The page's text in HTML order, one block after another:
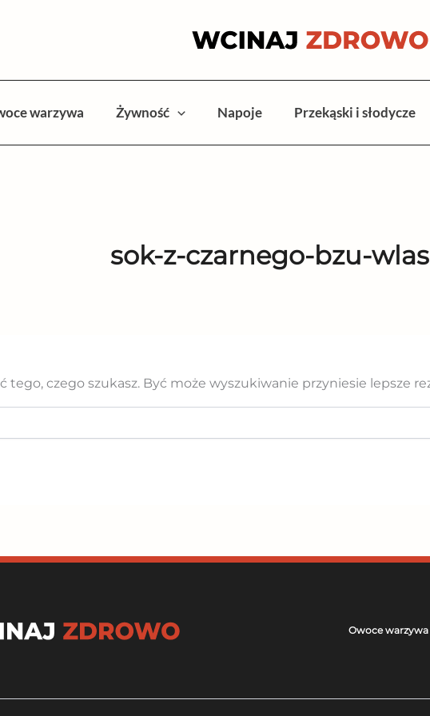
warzywa Żywność Napoje Przekąski i słodycze
sok-z-czarnego-bzu-
tego, czego szukasz. Być może wyszukiwanie przyniesie lepsze
Owoce warzywa